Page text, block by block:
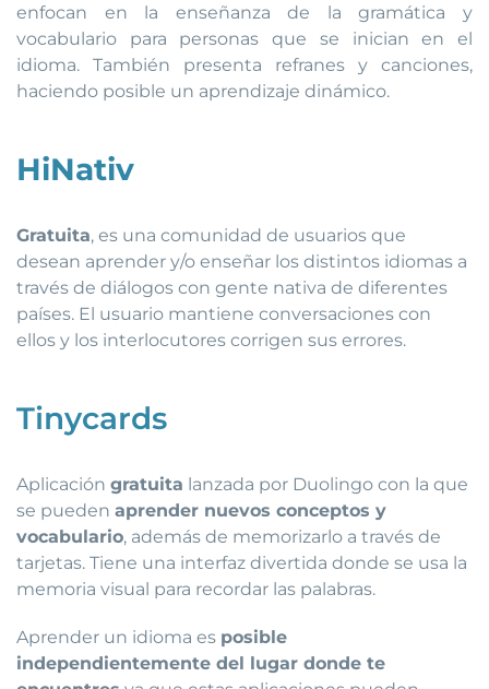
enfocan en la enseñanza de la gramática y
vocabulario para personas que se inician en el
idioma. También presenta refranes y canciones,
haciendo posible un aprendizaje dinámico.
HiNativ
Gratuita, es una comunidad de usuarios que
desean aprender y/o enseñar los distintos idiomas a
través de diálogos con gente nativa de diferentes
países. El usuario mantiene conversaciones con
ellos y los interlocutores corrigen sus errores.
Tinycards
Aplicación gratuita lanzada por Duolingo con la que
se pueden aprender nuevos conceptos y
vocabulario, además de memorizarlo a través de
tarjetas. Tiene una interfaz divertida donde se usa la
memoria visual para recordar las palabras.
Aprender un idioma es posible
independientemente del lugar donde te